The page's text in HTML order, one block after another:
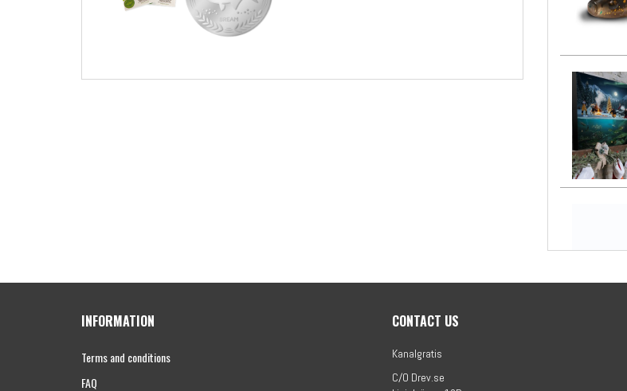
INFORMATION
Terms and conditions
FAQ
CONTACT US
Kanalgratis
C/O Drev.se